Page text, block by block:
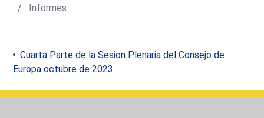
Informes
Cuarta Parte de la Sesion Plenaria del Consejo de
Europa octubre de 2023